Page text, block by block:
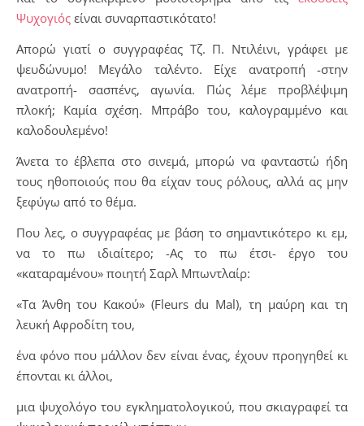
Ψυχογιός είναι συναρπαστικότατο!
Απορώ γιατί ο συγγραφέας Τζ. Π. Ντιλέινι, γράφει με
ψευδώνυμο! Μεγάλο ταλέντο. Είχε ανατροπή -στην
ανατροπή- σασπένς, αγωνία. Πώς λέμε προβλέψιμη
πλοκή; Καμία σχέση. Μπράβο του, καλογραμμένο και
καλοδουλεμένο!
Άνετα το έβλεπα στο σινεμά, μπορώ να φανταστώ ήδη
τους ηθοποιούς που θα είχαν τους ρόλους, αλλά ας μην
ξεφύγω από το θέμα.
Που λες, ο συγγραφέας με βάση το σημαντικότερο κι εμ,
να το πω ιδιαίτερο; -Ας το πω έτσι- έργο του
«καταραμένου» ποιητή Σαρλ Μπωντλαίρ:
«Τα Άνθη του Κακού» (Fleurs du Mal), τη μαύρη και τη
λευκή Αφροδίτη του,
ένα φόνο που μάλλον δεν είναι ένας, έχουν προηγηθεί κι
έπονται κι άλλοι,
μια ψυχολόγο του εγκληματολογικού, που σκιαγραφεί τα